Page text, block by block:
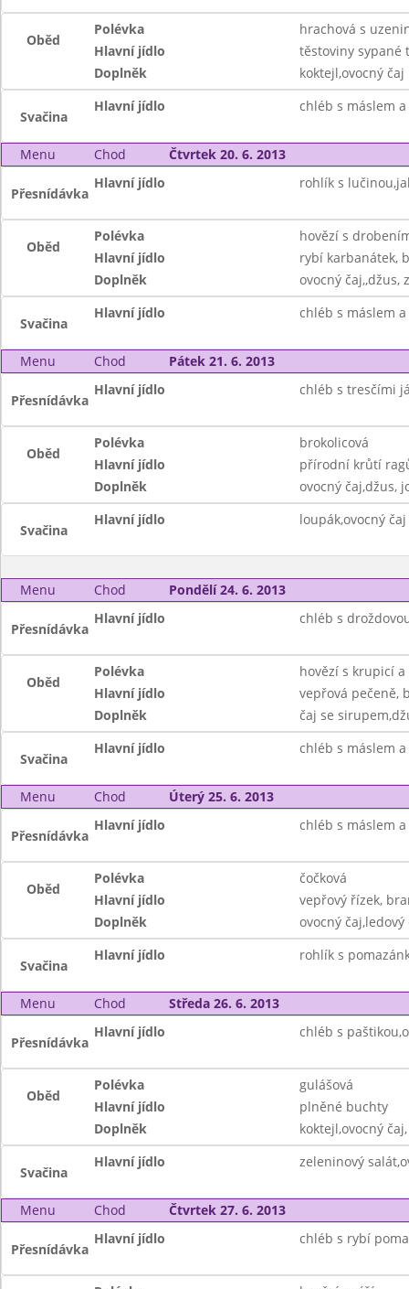
Oběd
Polévka
hrachová s
Hlavní jídlo
těstoviny sypané
Doplněk
koktejl,ovocný čaj
Svačina
Hlavní jídlo chléb s máslem
Menu Chod Čtvrtek 20. 6. 2013
Přesnídávka
Hlavní jídlo rohlík s
Oběd
Polévka
hovězí s
Hlavní jídlo
rybí karbanátek,
Doplněk
ovocný čaj,,džus,
Svačina
Hlavní jídlo chléb s máslem
Menu Chod Pátek 21. 6. 2013
Přesnídávka
Hlavní jídlo chléb s tresčími
Oběd
Polévka
brokolicová
Hlavní jídlo
přírodní krůtí
Doplněk
ovocný čaj,džus,
Svačina
Hlavní jídlo loupák,ovocný čaj
Menu Chod Pondělí 24. 6. 2013
Přesnídávka
Hlavní jídlo chléb s
Oběd
Polévka
hovězí s krupicí a
Hlavní jídlo
vepřová pečeně,
Doplněk
čaj se
Svačina
Hlavní jídlo chléb s máslem
Menu Chod Úterý 25. 6. 2013
Přesnídávka
Hlavní jídlo chléb s máslem
Oběd
Polévka
čočková
Hlavní jídlo
vepřový řízek,
Doplněk
ovocný
Svačina
Hlavní jídlo rohlík s
Menu Chod Středa 26. 6. 2013
Přesnídávka
Hlavní jídlo chléb s
Oběd
Polévka
gulášová
Hlavní jídlo
plněné buchty
Doplněk
koktejl,ovocný
Svačina
Hlavní jídlo zeleninový
Menu Chod Čtvrtek 27. 6. 2013
Přesnídávka
Hlavní jídlo chléb s rybí